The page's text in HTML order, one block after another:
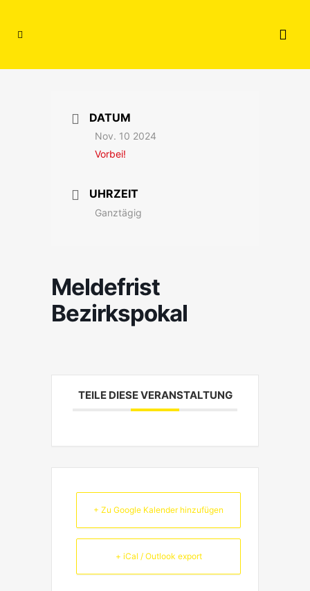
DATUM
Nov. 10 2024
Vorbei!
UHRZEIT
Ganztägig
Meldefrist
Bezirkspokal
TEILE DIESE VERANSTALTUNG
+ Zu Google Kalender hinzufügen
+ iCal / Outlook export